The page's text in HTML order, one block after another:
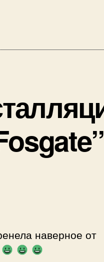
наверное от